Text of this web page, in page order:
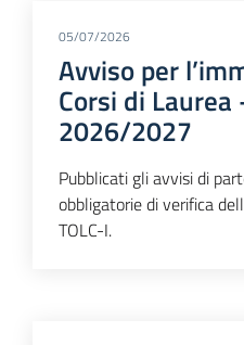
05/07/2026
Avviso per
Corsi di Laurea
2026/2027
Pubblicati gli avvisi di
obbligatorie di verifica
TOLC-I.